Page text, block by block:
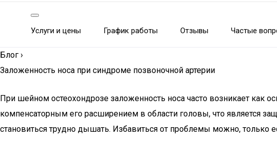
Услуги и цены График работы Отзывы Частые
Блог ›
Заложенность носа при синдроме позвоночной артерии
При шейном остеохондрозе заложенность носа часто возникает как
компенсаторным его расширением в области головы, что является
становиться трудно дышать. Избавиться от проблемы можно, только